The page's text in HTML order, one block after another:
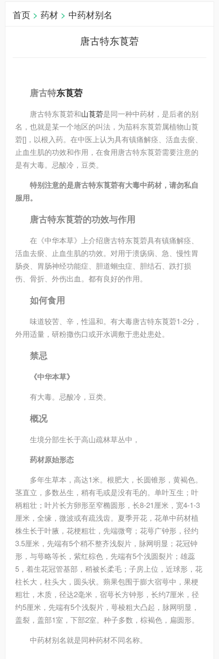
首页 > 药材 > 中药材别名
唐古特东莨菪
唐古特东莨菪
唐古特东莨菪和山莨菪是同一种中药材，是后者的别
名，也就是某一个地区的叫法，为茄科东莨菪属植物山莨
菪[]，以根入药。在中医上认为具有镇痛解痉、活血去瘀、
止血生肌的功效和作用，在食用唐古特东莨菪需要注意的
是有大毒。忌酸冷，豆类。
特别注意的是唐古特东莨菪有大毒中药材，请勿私自
服用。
唐古特东莨菪的功效与作用
在《中华本草》上介绍唐古特东莨菪具有镇痛解痉、
活血去瘀、止血生肌的功效。对用于溃疡病、急、慢性胃
肠炎、胃肠神经功能症、胆道蛔虫症、胆结石、跌打损
伤、骨折、外伤出血。都有良好的作用。
如何食用
味道较苦、辛，性温和。有大毒唐古特东莨菪1-2分，
外用适量，研粉撒伤口或开水调敷于患处患处。
禁忌
《中华本草》
有大毒。忌酸冷，豆类。
概况
生境分部生长于高山疏林草丛中，
药材原始形态
多年生草本，高达1米。根肥大，长圆锥形，黄褐色。
茎直立，多数丛生，稍有毛或是没有毛的。单叶互生；叶
柄粗壮；叶片长方卵形至窄椭圆形，长8-21厘米，宽4-1-3
厘米，全缘，微波或有疏浅齿。夏季开花，花单中药材植
株生长于叶腋，花梗粗壮，先端微弯；花萼广钟形，径约
3.5厘米，先端有5个稍不整齐浅裂片，脉网明显；花冠钟
形，与萼略等长，紫红棕色，先端有5个浅圆裂片；雄蕊
5，着生花冠管基部，稍被长柔毛；子房上位，近球形，花
柱长大，柱头大，圆头状。蒴果包围于膨大宿萼中，果梗
粗壮，木质，径达2毫米，宿萼长方钟形，长约7厘米，径
约5厘米，先端有5个浅裂片，萼棱粗大凸起，脉网明显，
盖裂，盖部1室，下部2室。种子多数，棕褐色，扁圆形。
中药材别名就是同种药材不同名称。